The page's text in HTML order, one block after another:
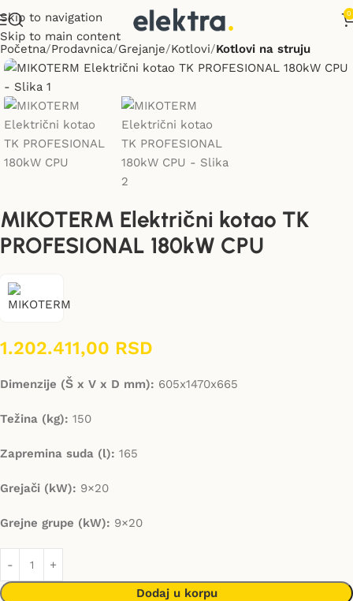
Skip to navigation
Skip to main content
0
Početna Prodavnica Grejanje Kotlovi Kotlovi na struju
MIKOTERM Električni kotao TK
PROFESIONAL 180kW CPU
1.202.411,00 RSD
Dimenzije (Š x V x D mm): 605x1470x665
Težina (kg): 150
Zapremina suda (l): 165
Grejači (kW): 9×20
Grejne grupe (kW): 9×20
Dodaj u korpu